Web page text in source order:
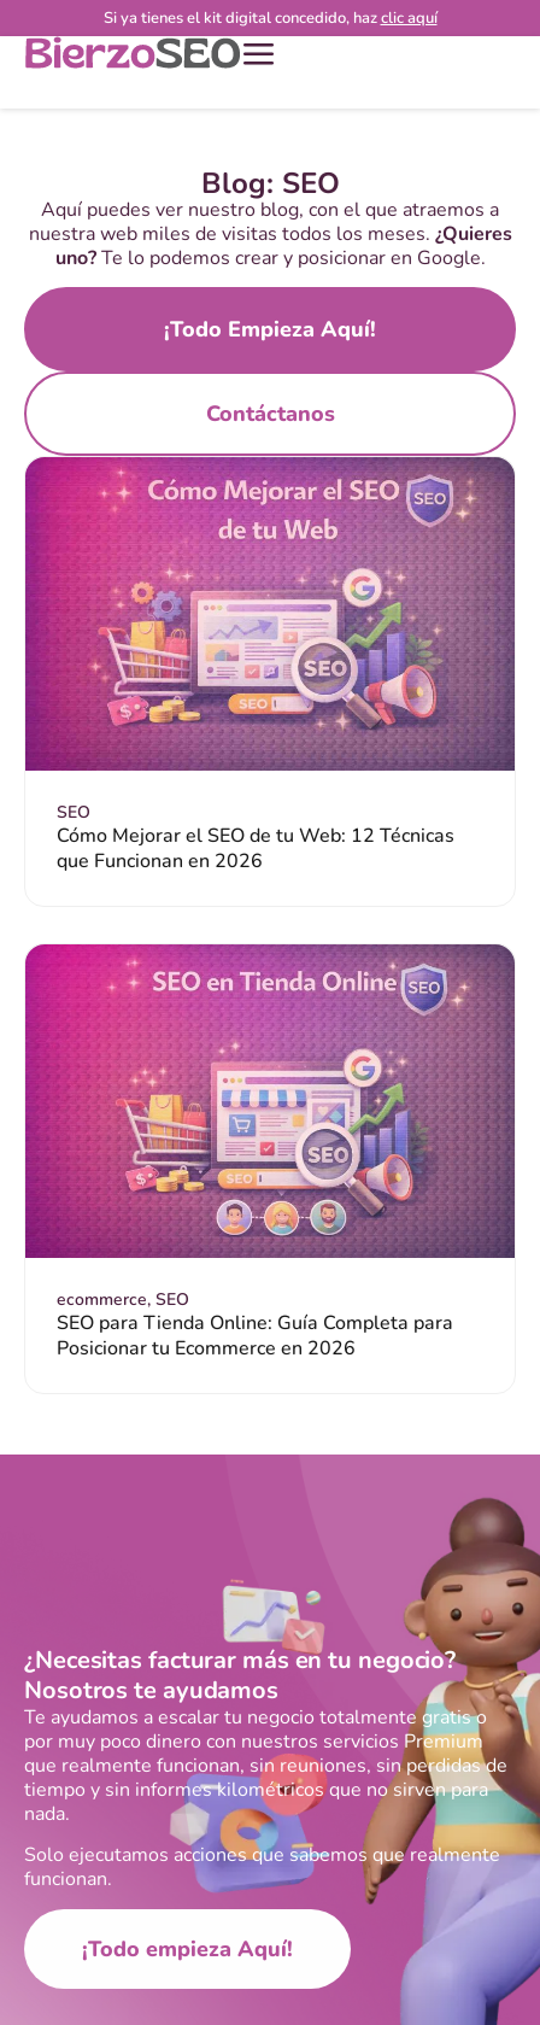
Si ya tienes el kit digital concedido, hazclic aquí
Blog: SEO
Aquí puedes ver nuestro blog, con el que atraemos a
nuestra web miles de visitas todos los meses. ¿Quieres
uno?Te lo podemos crear y posicionar en Google.
¡Todo Empieza Aquí!
Contáctanos
SEO
Cómo Mejorar el SEO de tu Web: 12 Técnicas
que Funcionan en 2026
ecommerce, SEO
SEO para Tienda Online: Guía Completa para
Posicionar tu Ecommerce en 2026
¿Necesitas facturar más en tu negocio?
Nosotros te ayudamos
Te ayudamos a escalar tu negocio totalmente gratis o
por muy poco dinero con nuestros servicios Premium
que realmente funcionan, sin reuniones, sin perdidas de
tiempo y sin informes kilométricos que no sirven para
nada.
Solo ejecutamos acciones que sabemos que realmente
funcionan.
¡Todo empieza Aquí!